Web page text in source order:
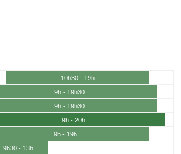
10h30 - 19h
9h - 19h30
9h - 19h30
9h - 20h
9h - 19h
9h30 - 13h